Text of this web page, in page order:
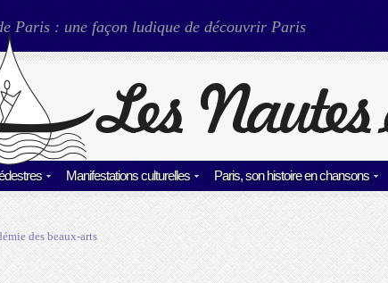
Paris : une façon ludique de découvrir Paris
Manifestations culturelles Paris, son histoire en chansons
des beaux-arts